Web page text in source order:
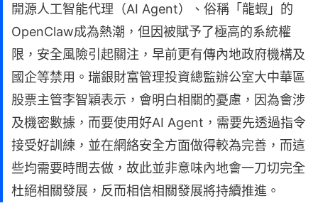
開源人工智能代理（AI Agent）、俗稱「龍蝦」的
OpenClaw成為熱潮，但因被賦予了極高的系統權
限，安全風險引起關注，早前更有傳內地政府機構及
國企等禁用。瑞銀財富管理投資總監辦公室大中華區
股票主管李智穎表示，會明白相關的憂慮，因為會涉
及機密數據，而要使用好AI Agent，需要先透過指令
接受好訓練，並在網絡安全方面做得較為完善，而這
些均需要時間去做，故此並非意味內地會一刀切完全
杜絕相關發展，反而相信相關發展將持續推進。